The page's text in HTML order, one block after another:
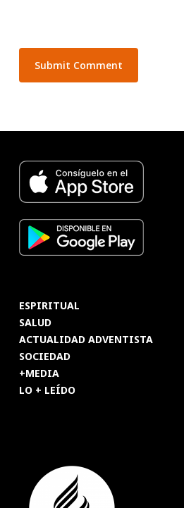
ESPIRITUAL
SALUD
ACTUALIDAD ADVENTISTA
SOCIEDAD
+MEDIA
LO + LEÍDO